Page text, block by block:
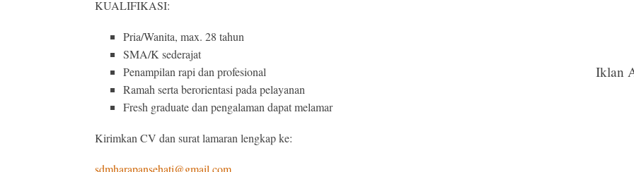
KUALIFIKASI:
Pria/Wanita, max. 28 tahun
SMA/K sederajat
Penampilan rapi dan profesional
Ramah serta berorientasi pada pelayanan
Fresh graduate dan pengalaman dapat melamar
Kirimkan CV dan surat lamaran lengkap ke:
sdmharapansehati@gmail.com
Iklan